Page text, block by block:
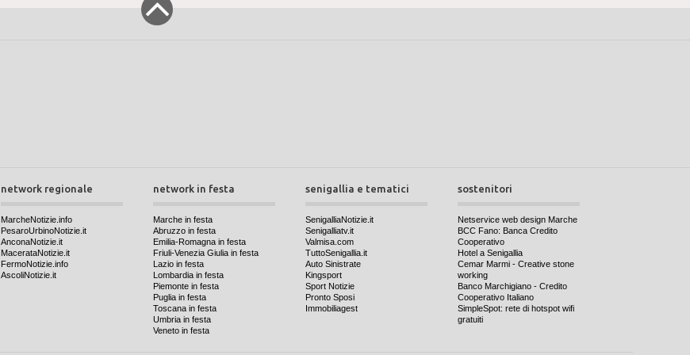
network regionale
MarcheNotizie.info
PesaroUrbinoNotizie.it
AnconaNotizie.it
MacerataNotizie.it
FermoNotizie.info
AscoliNotizie.it
network in festa
Marche in festa
Abruzzo in festa
Emilia-Romagna in festa
Friuli-Venezia Giulia in festa
Lazio in festa
Lombardia in festa
Piemonte in festa
Puglia in festa
Toscana in festa
Umbria in festa
Veneto in festa
senigallia e tematici
SenigalliaNotizie.it
Senigalliatv.it
Valmisa.com
TuttoSenigallia.it
Auto Sinistrate
Kingsport
Sport Notizie
Pronto Sposi
Immobiliagest
sostenitori
Netservice web design Marche
BCC Fano: Banca Credito
Cooperativo
Hotel a Senigallia
Cemar Marmi - Creative stone
working
Banco Marchigiano - Credito
Cooperativo Italiano
SimpleSpot: rete di hotspot wifi
gratuiti